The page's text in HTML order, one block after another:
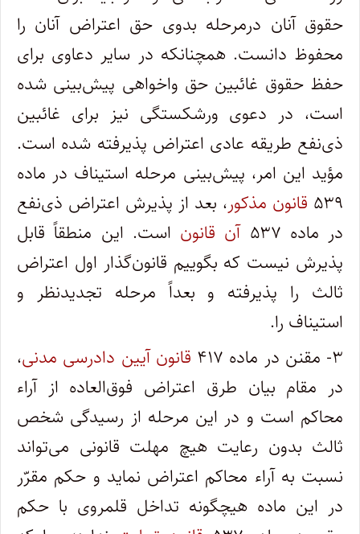
حقوق آنان درمرحله بدوی حق اعتراض آنان را
محفوظ دانست. همچنانکه در سایر دعاوی برای
حفظ حقوق غائبین حق واخواهی پیش‌بینی شده
است، در دعوی ورشکستگی نیز برای غائبین
ذی‌نفع طریقه عادی اعتراض پذیرفته شده است.
مؤید این امر، پیش‌بینی مرحله استیناف در ماده
۵۳۹ قانون مذکور، بعد از پذیرش اعتراض ذی‌نفع
در ماده ۵۳۷
آن قانون است. این منطقاً قابل
پذیرش نیست که بگوییم قانون‌گذار اول اعتراض
ثالث را پذیرفته و بعداً مرحله تجدیدنظر و
استیناف را.
۳- مقنن در ماده ۴۱۷
قانون آیین دادرسی مدنی،
در مقام بیان طرق اعتراض فوق‌العاده از آراء
محاکم است و در این مرحله از رسیدگی شخص
ثالث بدون رعایت هیچ مهلت قانونی می‌تواند
نسبت به آراء محاکم اعتراض نماید و حکم مقرّر
در این ماده هیچگونه تداخل قلمروی با حکم